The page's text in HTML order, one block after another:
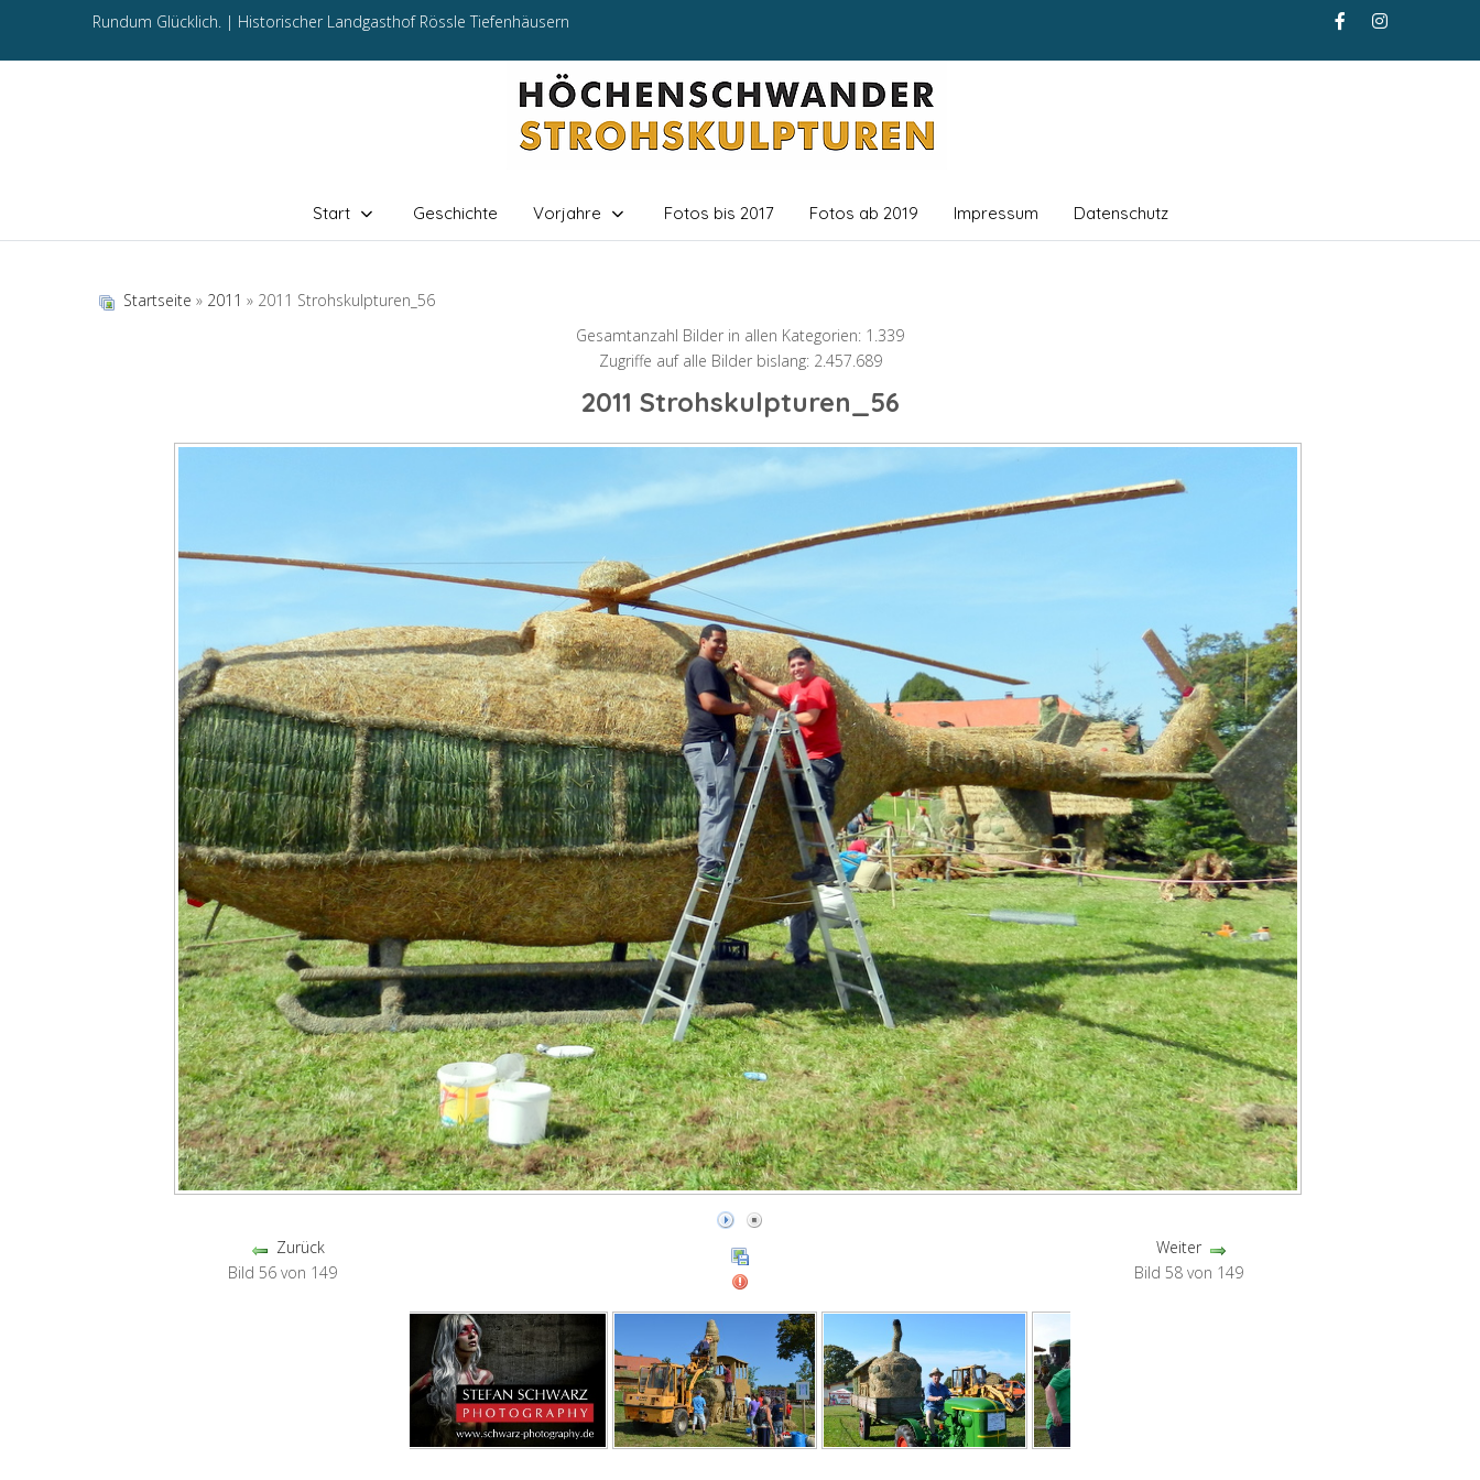
Rundum Glücklich. | Historischer Landgasthof Rössle Tiefenhäusern
Start Geschichte Vorjahre Fotos bis 2017 Fotos ab 2019 Impressum Datenschutz
Startseite » 2011 » 2011 Strohskulpturen_56
Gesamtanzahl Bilder in allen Kategorien: 1.339
Zugriffe auf alle Bilder bislang: 2.457.689
2011 Strohskulpturen_56
Zurück
Bild 56 von 149
Weiter
Bild 58 von 149